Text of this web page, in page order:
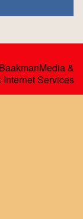
BaakmanMedia&
Internet Services